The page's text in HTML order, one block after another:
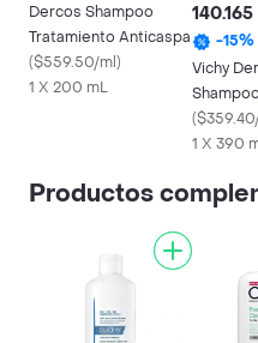
Dercos Shampoo
Tratamiento Anticaspa
($559.50/ml)
1 X 200 mL
140.165
-15%
Vichy
Cabello
(
1 X 390
Productos